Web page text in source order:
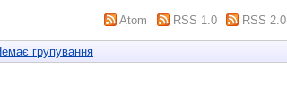
Atom RSS 1.0 RSS 2.0
групування